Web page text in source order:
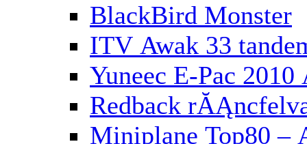
BlackBird Monster
ITV Awak 33
Yuneec E-Pac
Redback
Miniplane Top80